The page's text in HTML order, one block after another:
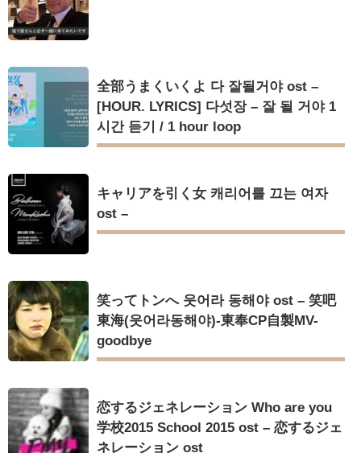
全部うまくいくよ 다 잘될거야 ost –
[HOUR. LYRICS] 다섯장 – 잘 될 거야 1
시간 듣기 / 1 hour loop
キャリアを引く女 캐리어를 끄는 여자
ost –
笑ってトンへ 웃어라 동해야 ost – 笑吧
東海(웃어라동해야)-東奉CP自製MV-
goodbye
恋するジェネレーション Who are you
学校2015 School 2015 ost – 恋するジェ
ネレーション ost